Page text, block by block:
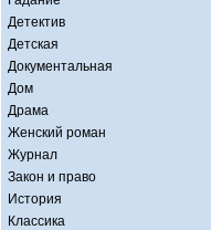
Детектив
Детская
Документальная
Дом
Драма
Женский роман
Журнал
Закон и право
История
Классика